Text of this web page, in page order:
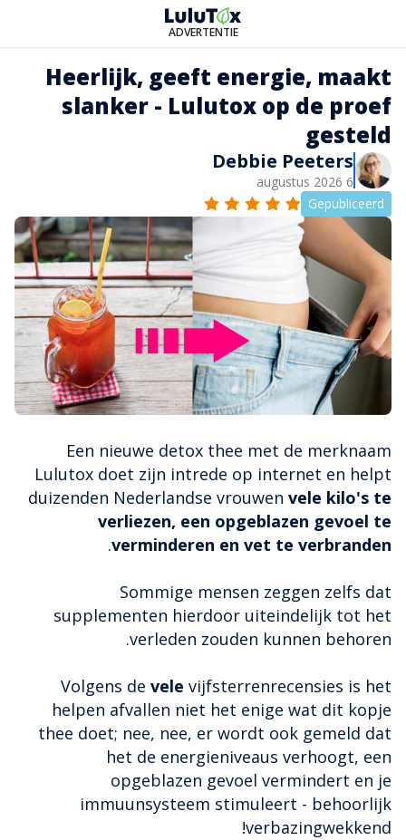
ADVERTENTIE
Heerlijk, geeft energie, maakt
slanker - Lulutox op de proef
gesteld
Debbie Peeters
6 augustus 2026
Gepubliceerd
Een nieuwe detox thee met de merknaam
Lulutox doet zijn intrede op internet en helpt
duizenden Nederlandse vrouwen vele kilo's te
verliezen, een opgeblazen gevoel te
verminderen en vet te verbranden
.
Sommige mensen zeggen zelfs dat
supplementen hierdoor uiteindelijk tot het
verleden zouden kunnen behoren.
Volgens de vele vijfsterrenrecensies is het
helpen afvallen niet het enige wat dit kopje
thee doet; nee, nee, er wordt ook gemeld dat
het de energieniveaus verhoogt, een
opgeblazen gevoel vermindert en je
immuunsysteem stimuleert - behoorlijk
verbazingwekkend!